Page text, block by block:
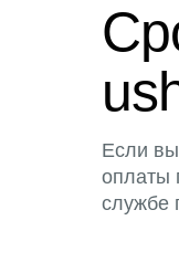
Если вы
оплаты
службе